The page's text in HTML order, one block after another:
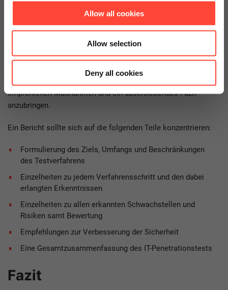
Allow all cookies
Allow selection
Deny all cookies
folgt die Struktur des Berichtes der Vorgehensweise des
Tests. Zu Beginn werden die vereinbarte Zielsetzung und der
Umfang des Tests beschrieben. Es folgt die Scan Methodik
und deren Ergebnisse. Anschließend werden die bewerteten
empfohlenen Maßnahmen und ein abschließendes Fazit
anzubringen.
Ein Bericht sollte sich auf die folgenden Teile konzentrieren:
Formulierung des Ziels, Umfangs und Beschränkungen
des Testverfahrens
Einzelheiten zu jedem Verfahrensschritt und den dabei
erlangten Erkenntnissen
Einzelheiten zu allen erkannten Schwachstellen und
Risiken samt Bewertung
Empfehlungen zur Verbesserung der Sicherheit
Eine Gesamtzusammenfassung des IT-Penetrationstests
Fazit